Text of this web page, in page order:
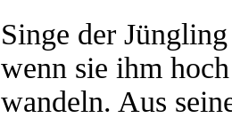
Singe der
wenn sie ihm
wandeln. Aus